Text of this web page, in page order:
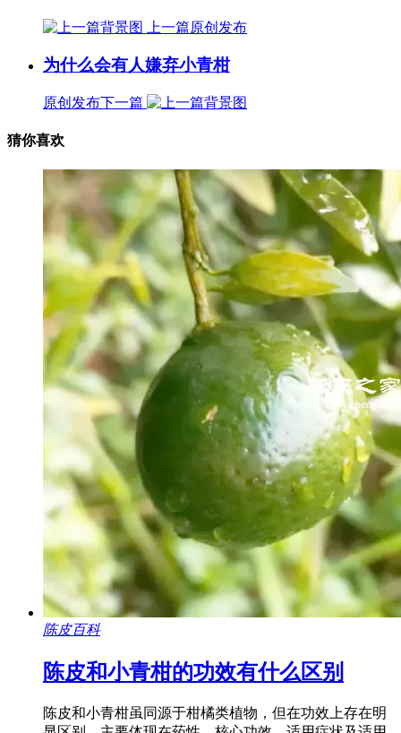
上一篇原创发布
为什么会有人嫌弃小青柑
原创发布下一篇
猜你喜欢
陈皮百科
陈皮和小青柑的功效有什么区别
陈皮和小青柑虽同源于柑橘类植物，但在功效上存在明